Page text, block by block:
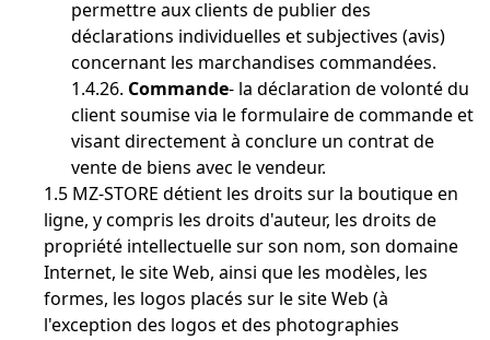
permettre aux clients de publier des
déclarations individuelles et subjectives (avis)
concernant les marchandises commandées.
1.4.26. Commande- la déclaration de volonté du
client soumise via le formulaire de commande et
visant directement à conclure un contrat de
vente de biens avec le vendeur.
1.5 MZ-STORE détient les droits sur la boutique en
ligne, y compris les droits d'auteur, les droits de
propriété intellectuelle sur son nom, son domaine
Internet, le site Web, ainsi que les modèles, les
formes, les logos placés sur le site Web (à
l'exception des logos et des photographies